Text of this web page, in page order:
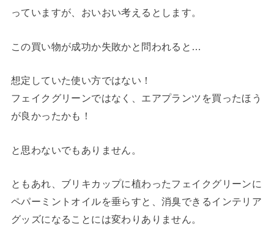
っていますが、おいおい考えるとします。
この買い物が成功か失敗かと問われると…
想定していた使い方ではない！
フェイクグリーンではなく、エアプランツを買ったほう
が良かったかも！
と思わないでもありません。
ともあれ、ブリキカップに植わったフェイクグリーンに
ペパーミントオイルを垂らすと、消臭できるインテリア
グッズになることには変わりありません。